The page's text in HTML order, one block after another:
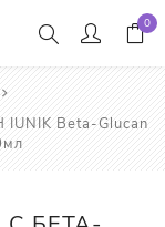
0
Beta-Glucan